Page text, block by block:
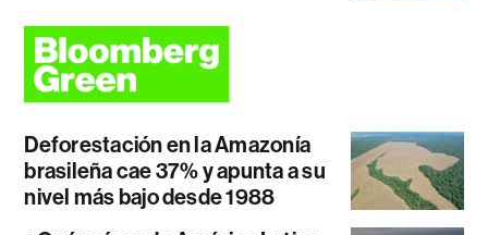
Deforestación en la Amazonía
brasileña cae 37% y apunta a su
nivel más bajo desde 1988